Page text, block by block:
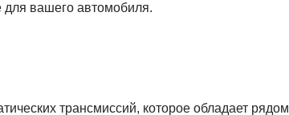
вашего автомобиля.
трансмиссий, которое обладает рядом